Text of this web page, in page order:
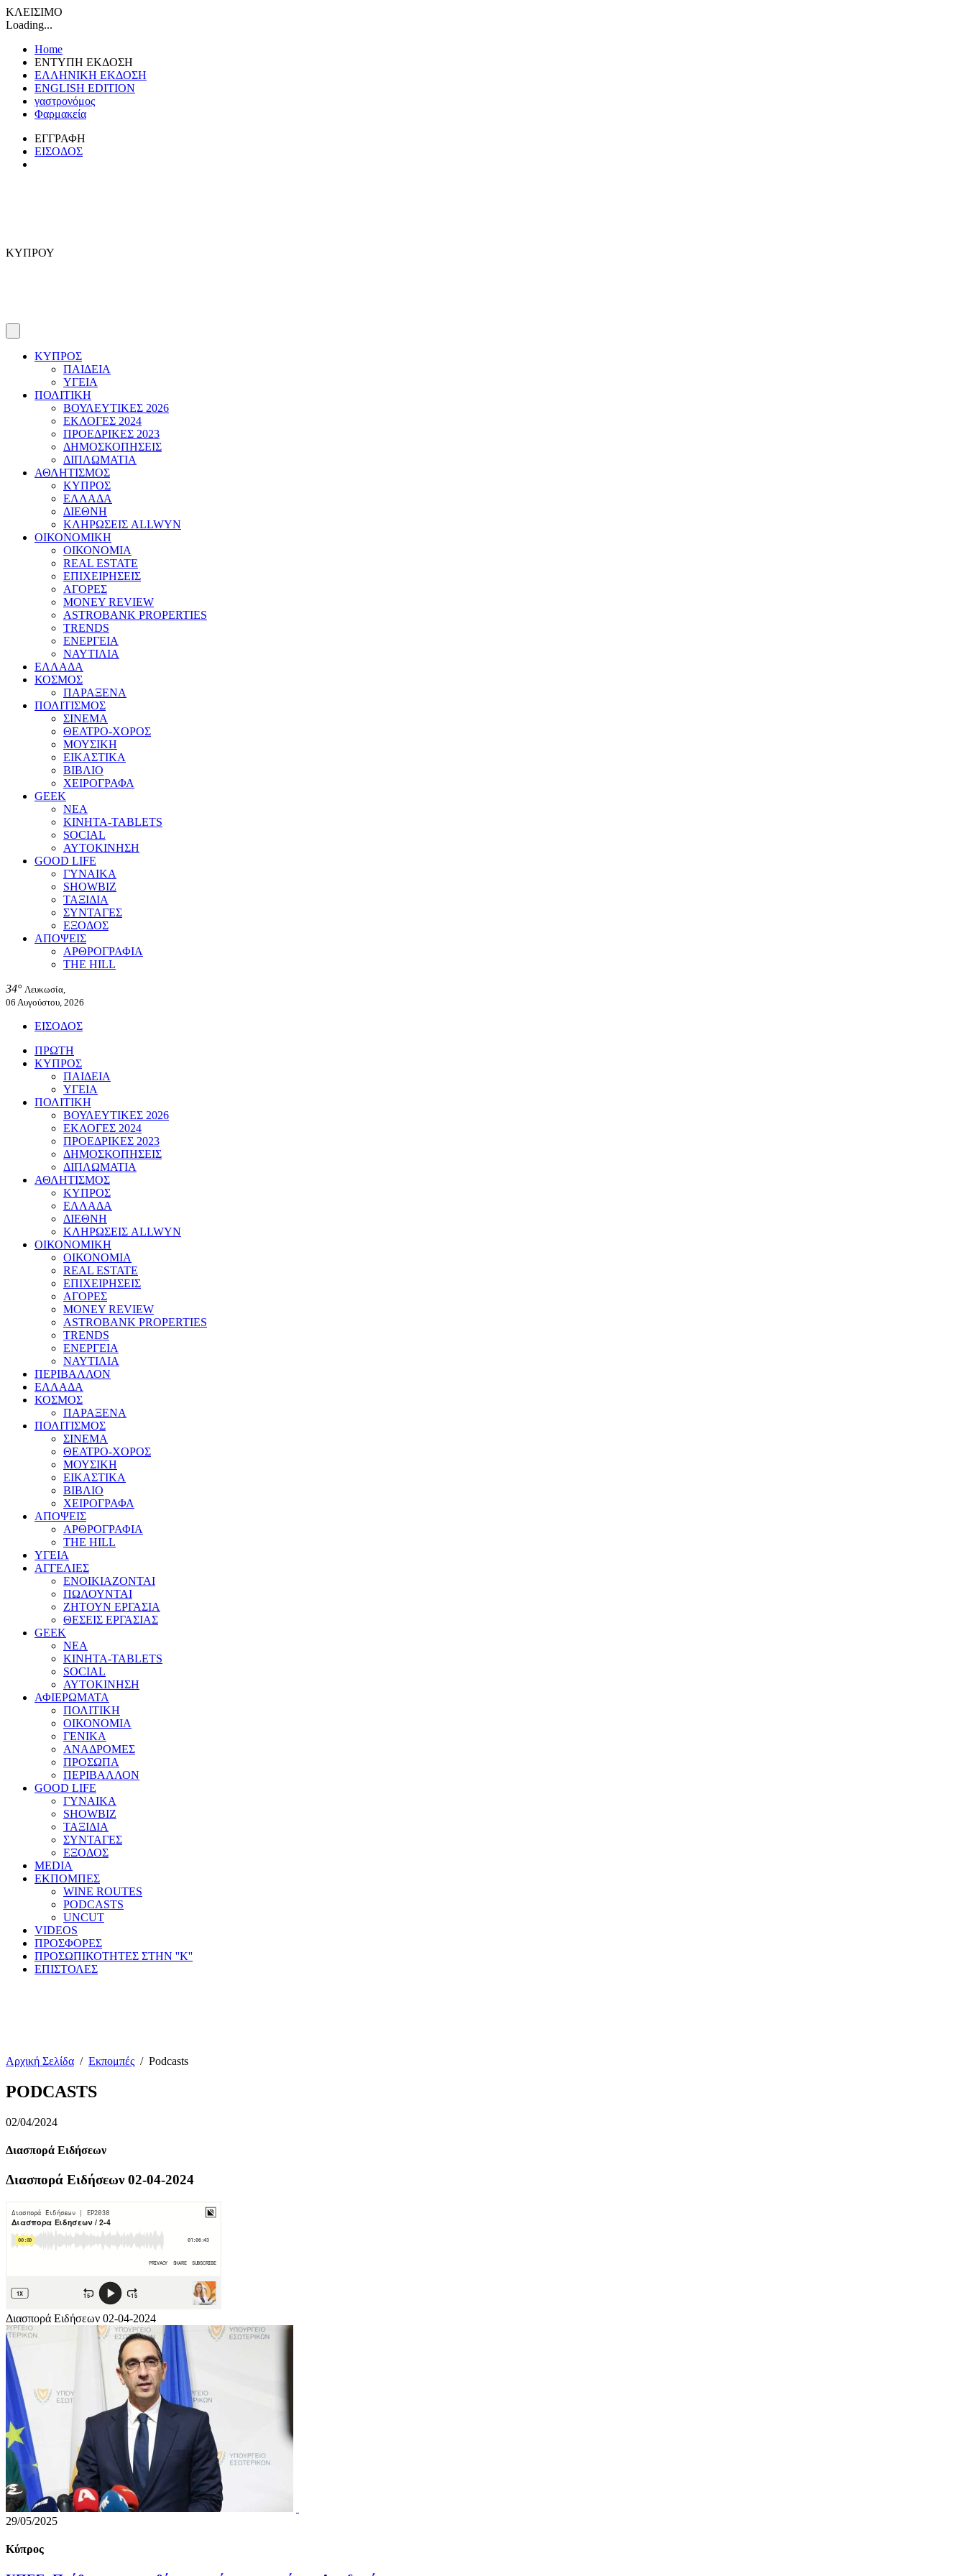
ΚΛΕΙΣΙΜΟ
Loading...
Home
ΕΝΤΥΠΗ ΕΚΔΟΣΗ
ΕΛΛΗΝΙΚΗ ΕΚΔΟΣΗ
ENGLISH EDITION
γαστρονόμος
Φαρμακεία
ΕΓΓΡΑΦΗ
ΕΙΣΟΔΟΣ
ΚΥΠΡΟΥ
ΚΥΠΡΟΣ
ΠΑΙΔΕΙΑ
ΥΓΕΙΑ
ΠΟΛΙΤΙΚΗ
ΒΟΥΛΕΥΤΙΚΕΣ 2026
ΕΚΛΟΓΕΣ 2024
ΠΡΟΕΔΡΙΚΕΣ 2023
ΔΗΜΟΣΚΟΠΗΣΕΙΣ
ΔΙΠΛΩΜΑΤΙΑ
ΑΘΛΗΤΙΣΜΟΣ
ΚΥΠΡΟΣ
ΕΛΛΑΔΑ
ΔΙΕΘΝΗ
ΚΛΗΡΩΣΕΙΣ ALLWYN
ΟΙΚΟΝΟΜΙΚΗ
ΟΙΚΟΝΟΜΙΑ
REAL ESTATE
ΕΠΙΧΕΙΡΗΣΕΙΣ
ΑΓΟΡΕΣ
MONEY REVIEW
ASTROBANK PROPERTIES
TRENDS
ΕΝΕΡΓΕΙΑ
ΝΑΥΤΙΛΙΑ
ΕΛΛΑΔΑ
ΚΟΣΜΟΣ
ΠΑΡΑΞΕΝΑ
ΠΟΛΙΤΙΣΜΟΣ
ΣΙΝΕΜΑ
ΘΕΑΤΡΟ-ΧΟΡΟΣ
ΜΟΥΣΙΚΗ
ΕΙΚΑΣΤΙΚΑ
ΒΙΒΛΙΟ
ΧΕΙΡΟΓΡΑΦΑ
GEEK
ΝΕΑ
ΚΙΝΗΤΑ-TABLETS
SOCIAL
ΑΥΤΟΚΙΝΗΣΗ
GOOD LIFE
ΓΥΝΑΙΚΑ
SHOWBIZ
ΤΑΞΙΔΙΑ
ΣΥΝΤΑΓΕΣ
ΕΞΟΔΟΣ
ΑΠΟΨΕΙΣ
ΑΡΘΡΟΓΡΑΦΙΑ
THE HILL
34° Λευκωσία,
06 Αυγούστου, 2026
ΕΙΣΟΔΟΣ
ΠΡΩΤΗ
ΚΥΠΡΟΣ
ΠΑΙΔΕΙΑ
ΥΓΕΙΑ
ΠΟΛΙΤΙΚΗ
ΒΟΥΛΕΥΤΙΚΕΣ 2026
ΕΚΛΟΓΕΣ 2024
ΠΡΟΕΔΡΙΚΕΣ 2023
ΔΗΜΟΣΚΟΠΗΣΕΙΣ
ΔΙΠΛΩΜΑΤΙΑ
ΑΘΛΗΤΙΣΜΟΣ
ΚΥΠΡΟΣ
ΕΛΛΑΔΑ
ΔΙΕΘΝΗ
ΚΛΗΡΩΣΕΙΣ ALLWYN
ΟΙΚΟΝΟΜΙΚΗ
ΟΙΚΟΝΟΜΙΑ
REAL ESTATE
ΕΠΙΧΕΙΡΗΣΕΙΣ
ΑΓΟΡΕΣ
MONEY REVIEW
ASTROBANK PROPERTIES
TRENDS
ΕΝΕΡΓΕΙΑ
ΝΑΥΤΙΛΙΑ
ΠΕΡΙΒΑΛΛΟΝ
ΕΛΛΑΔΑ
ΚΟΣΜΟΣ
ΠΑΡΑΞΕΝΑ
ΠΟΛΙΤΙΣΜΟΣ
ΣΙΝΕΜΑ
ΘΕΑΤΡΟ-ΧΟΡΟΣ
ΜΟΥΣΙΚΗ
ΕΙΚΑΣΤΙΚΑ
ΒΙΒΛΙΟ
ΧΕΙΡΟΓΡΑΦΑ
ΑΠΟΨΕΙΣ
ΑΡΘΡΟΓΡΑΦΙΑ
THE HILL
ΥΓΕΙΑ
ΑΓΓΕΛΙΕΣ
ΕΝΟΙΚΙΑΖΟΝΤΑΙ
ΠΩΛΟΥΝΤΑΙ
ΖΗΤΟΥΝ ΕΡΓΑΣΙΑ
ΘΕΣΕΙΣ ΕΡΓΑΣΙΑΣ
GEEK
ΝΕΑ
ΚΙΝΗΤΑ-TABLETS
SOCIAL
ΑΥΤΟΚΙΝΗΣΗ
ΑΦΙΕΡΩΜΑΤΑ
ΠΟΛΙΤΙΚΗ
ΟΙΚΟΝΟΜΙΑ
ΓΕΝΙΚΑ
ΑΝΑΔΡΟΜΕΣ
ΠΡΟΣΩΠΑ
ΠΕΡΙΒΑΛΛΟΝ
GOOD LIFE
ΓΥΝΑΙΚΑ
SHOWBIZ
ΤΑΞΙΔΙΑ
ΣΥΝΤΑΓΕΣ
ΕΞΟΔΟΣ
MEDIA
ΕΚΠΟΜΠΕΣ
WINE ROUTES
PODCASTS
UNCUT
VIDEOS
ΠΡΟΣΦΟΡΕΣ
ΠΡΟΣΩΠΙΚΟΤΗΤΕΣ ΣΤΗΝ ''Κ''
ΕΠΙΣΤΟΛΕΣ
Αρχική Σελίδα / Εκπομπές / Podcasts
PODCASTS
02/04/2024
Διασπορά Ειδήσεων
Διασπορά Ειδήσεων 02-04-2024
Διασπορά Ειδήσεων 02-04-2024
29/05/2025
Κύπρος